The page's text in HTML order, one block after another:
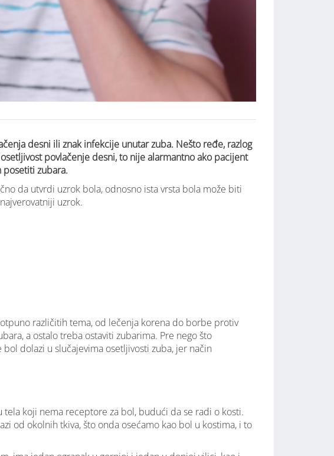
desni ili znak infekcije unutar zuba. Nešto ređe, razlog
povlačenje desni, to nije alarmantno ako pacijent
posetiti zubara.
da utvrdi uzrok bola, odnosno ista vrsta bola može biti
uzrok.
različitih tema, od lečenja korena do borbe protiv
a ostalo treba ostaviti zubarima. Pre nego što
dolazi u slučajevima osetljivosti zuba, jer način
koji nema receptore za bol, budući da se radi o kosti.
od okolnih tkiva, što onda osećamo kao bol u kostima, i to